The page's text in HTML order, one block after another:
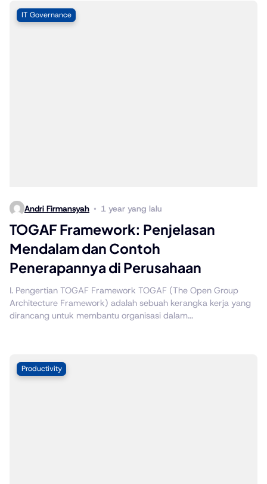
IT Governance
Andri Firmansyah 1 year yang lalu
TOGAF Framework: Penjelasan
Mendalam dan Contoh
Penerapannya di Perusahaan
I. Pengertian TOGAF Framework TOGAF (The Open Group
Architecture Framework) adalah sebuah kerangka kerja yang
dirancang untuk membantu organisasi dalam...
Productivity